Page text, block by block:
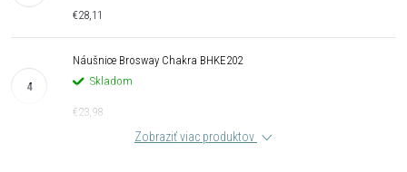
€28,11
Náušnice Brosway Chakra BHKE202
Skladom
€23,98
Zobraziť viac produktov